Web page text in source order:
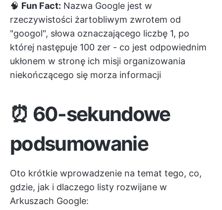
🧠 Fun Fact: Nazwa Google jest w
rzeczywistości żartobliwym zwrotem od
"googol", słowa oznaczającego liczbę 1, po
której następuje 100 zer - co jest odpowiednim
ukłonem w stronę ich misji organizowania
niekończącego się morza informacji
⏰ 60-sekundowe
podsumowanie
Oto krótkie wprowadzenie na temat tego, co,
gdzie, jak i dlaczego listy rozwijane w
Arkuszach Google: